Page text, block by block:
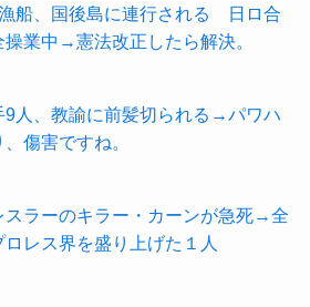
船、国後島に連行される 日ロ合
操業中→憲法改正したら解決。
9人、教諭に前髪切られる→パワハ
傷害ですね。
スラーのキラー・カーンが急死→全
ロレス界を盛り上げた１人